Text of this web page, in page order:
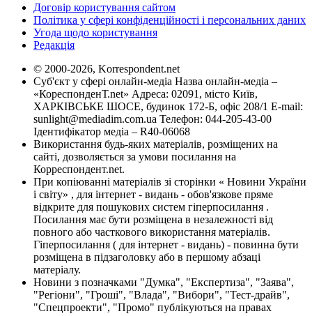
Договір користування сайтом
Політика у сфері конфіденційності і персональних даних
Угода щодо користування
Редакція
© 2000-2026, Korrespondent.net
Суб'єкт у сфері онлайн-медіа Назва онлайн-медіа –
«КореспонденТ.net» Адреса: 02091, місто Київ,
ХАРКІВСЬКЕ ШОСЕ, будинок 172-Б, офіс 208/1 E-mail:
sunlight@mediadim.com.ua Телефон: 044-205-43-00
Ідентифікатор медіа – R40-06068
Використання будь-яких матеріалів, розміщених на
сайті, дозволяється за умови посилання на
Корреспондент.net.
При копіюванні матеріалів зі сторінки « Новини України
і світу» , для інтернет - видань - обов'язкове пряме
відкрите для пошукових систем гіперпосилання .
Посилання має бути розміщена в незалежності від
повного або часткового використання матеріалів.
Гіперпосилання ( для інтернет - видань) - повинна бути
розміщена в підзаголовку або в першому абзаці
матеріалу.
Новини з позначками "Думка", "Експертиза", "Заява",
"Регіони", "Гроші", "Влада", "Вибори", "Тест-драйв",
"Спецпроекти", "Промо" публікуються на правах